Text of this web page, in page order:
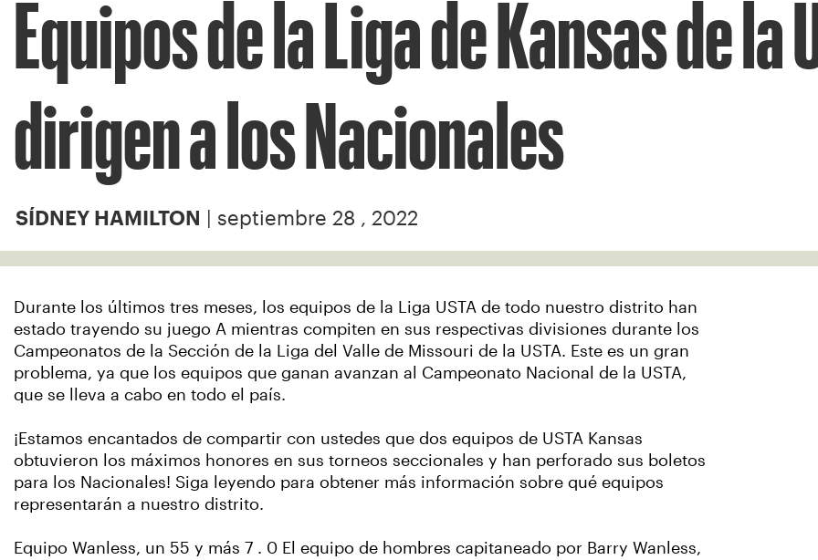
Equipos de la Liga de Kansas de la
dirigen a los Nacionales
SÍDNEY HAMILTON | septiembre 28 , 2022
Durante los últimos tres meses, los equipos de la Liga USTA de todo nuestro distrito han
estado trayendo su juego A mientras compiten en sus respectivas divisiones durante los
Campeonatos de la Sección de la Liga del Valle de Missouri de la USTA. Este es un gran
problema, ya que los equipos que ganan avanzan al Campeonato Nacional de la USTA,
que se lleva a cabo en todo el país.
¡Estamos encantados de compartir con ustedes que dos equipos de USTA Kansas
obtuvieron los máximos honores en sus torneos seccionales y han perforado sus boletos
para los Nacionales! Siga leyendo para obtener más información sobre qué equipos
representarán a nuestro distrito.
Equipo Wanless, un 55 y más 7 . 0 El equipo de hombres capitaneado por Barry Wanless,